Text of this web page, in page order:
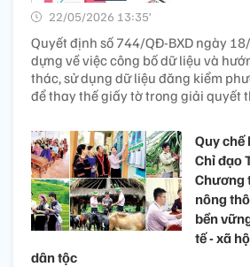
22/05/2026 13:35’
Quyết định số 744/QĐ-BXD ngày
dựng về việc công bố dữ liệu và
thác, sử dụng dữ liệu đăng kiểm
để thay thế giấy tờ trong giải quyết
Quy chế
Chỉ đạo
Chương
nông
bền
tế - xã
dân tộc